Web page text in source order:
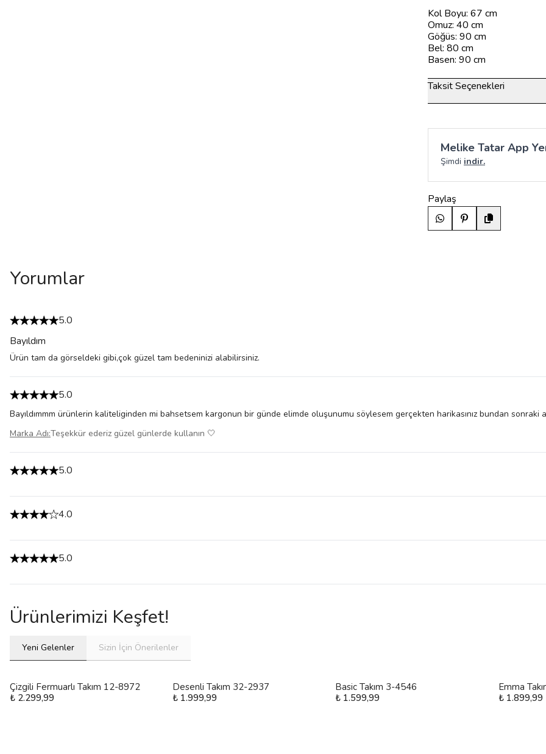
Kol Boyu: 67 cm
Omuz: 40 cm
Göğüs: 90 cm
Bel: 80 cm
Basen: 90 cm
Taksit Seçenekleri
Melike Tatar App
Şimdi indir.
Paylaş
Yorumlar
5.0
Bayıldım
Ürün tam da görseldeki gibi,çok güzel tam bedeninizi alabilirsiniz.
5.0
Bayıldımmm ürünlerin kaliteliginden mi bahsetsem kargonun bir günde elimde oluşunumu söylesem gerçekten harikasınız bundan sonraki
Marka Adı:Teşekkür ederiz güzel günlerde kullanın 🤍
5.0
4.0
5.0
Ürünlerimizi Keşfet!
Yeni Gelenler Sizin İçin Önerilenler
Çizgili Fermuarlı Takım 12-8972
₺ 2.299,99
Desenli Takım 32-2937
₺ 1.999,99
Basic Takım 3-4546
₺ 1.599,99
Emma
₺ 1.899,99